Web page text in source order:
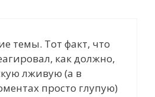
темы. Тот факт, что
как должно,
лживую (а в
просто глупую)